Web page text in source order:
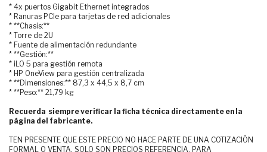
* 4x puertos Gigabit Ethernet integrados
* Ranuras PCIe para tarjetas de red adicionales
* **Chasis:**
* Torre de 2U
* Fuente de alimentación redundante
* **Gestión:**
* iLO 5 para gestión remota
* HP OneView para gestión centralizada
* **Dimensiones:** 87,3 x 44,5 x 8,7 cm
* **Peso:** 21,79 kg
Recuerda siempre verificar la ficha técnica directamente en la
página del fabricante.
TEN PRESENTE QUE ESTE PRECIO NO HACE PARTE DE UNA COTIZACIÓN
FORMAL O VENTA, SOLO SON PRECIOS REFERENCIA, PARA